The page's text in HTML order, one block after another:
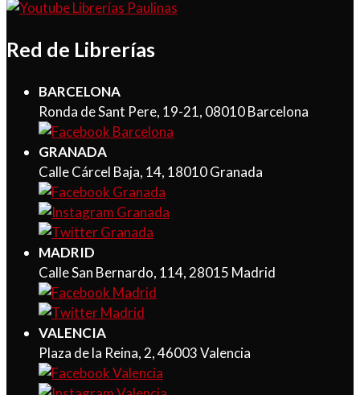
Red de Librerías
BARCELONA
Ronda de Sant Pere, 19-21, 08010 Barcelona
GRANADA
Calle Cárcel Baja, 14, 18010 Granada
MADRID
Calle San Bernardo, 114, 28015 Madrid
VALENCIA
Plaza de la Reina, 2, 46003 Valencia